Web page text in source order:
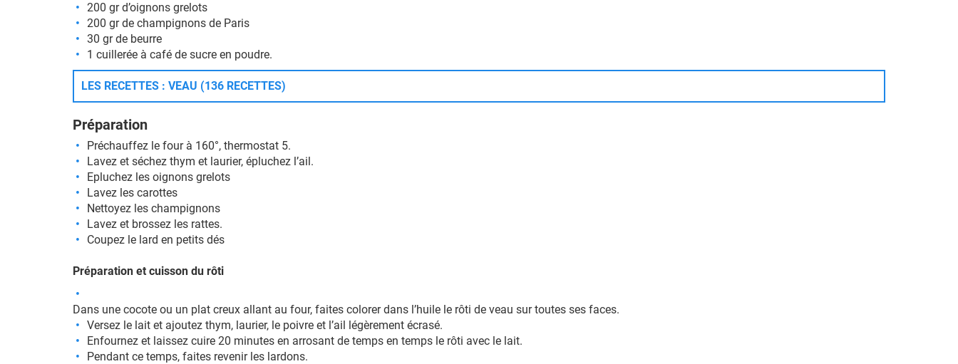
200 gr d’oignons grelots
200 gr de champignons de Paris
30 gr de beurre
1 cuillerée à café de sucre en poudre.
LES RECETTES : VEAU (136 RECETTES)
Préparation
Préchauffez le four à 160°, thermostat 5.
Lavez et séchez thym et laurier, épluchez l’ail.
Epluchez les oignons grelots
Lavez les carottes
Nettoyez les champignons
Lavez et brossez les rattes.
Coupez le lard en petits dés
Préparation et cuisson du rôti
Dans une cocote ou un plat creux allant au four, faites colorer dans l’huile le rôti de veau sur toutes ses faces.
Versez le lait et ajoutez thym, laurier, le poivre et l’ail légèrement écrasé.
Enfournez et laissez cuire 20 minutes en arrosant de temps en temps le rôti avec le lait.
Pendant ce temps, faites revenir les lardons.